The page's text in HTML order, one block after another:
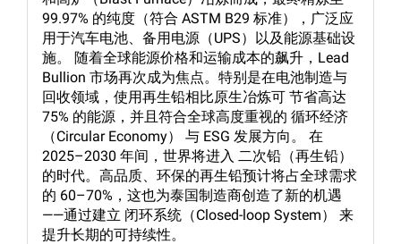
99.97% 的纯度（符合 ASTM B29 标准），广泛应
用于汽车电池、备用电源（UPS）以及能源基础设
施。 随着全球能源价格和运输成本的飙升，Lead
Bullion 市场再次成为焦点。特别是在电池制造与
回收领域，使用再生铅相比原生冶炼可 节省高达
75% 的能源，并且符合全球高度重视的 循环经济
（Circular Economy） 与 ESG 发展方向。 在
2025–2030 年间，世界将进入 二次铅（再生铅）
的时代。高品质、环保的再生铅预计将占全球需求
的 60–70%，这也为泰国制造商创造了新的机遇
——通过建立 闭环系统（Closed-loop System） 来
提升长期的可持续性。